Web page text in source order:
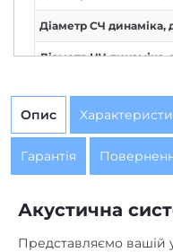
Діаметр СЧ динаміка,
Діаметр НЧ динаміка,
Опис
Гарантія
Акустична
Представляємо вашій